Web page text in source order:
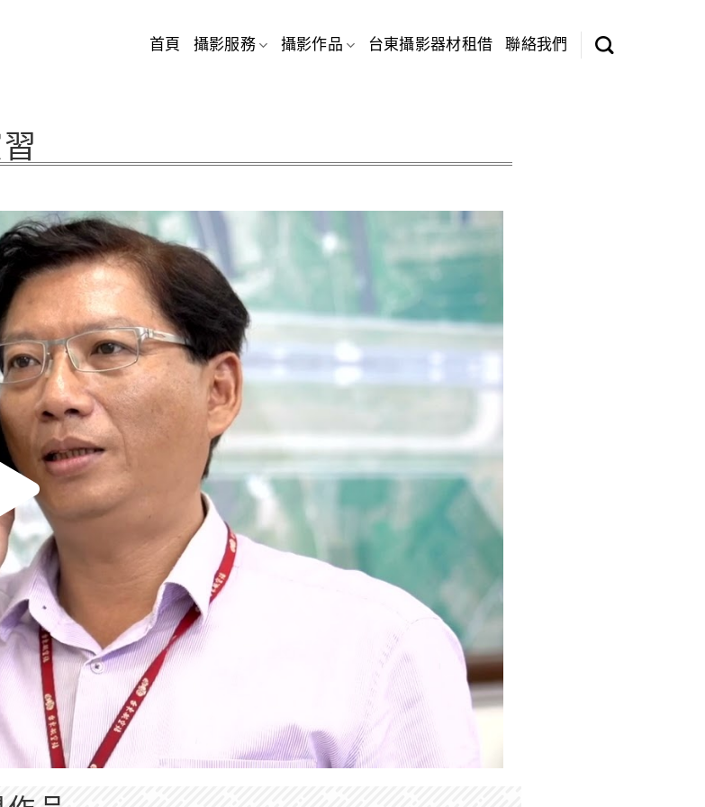
首頁 攝影服務 攝影作品 台東攝影器材租借 聯絡我們